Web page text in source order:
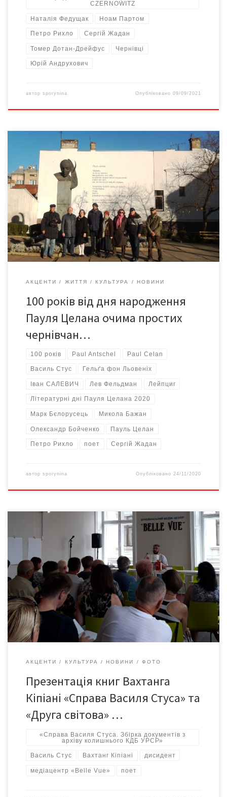
CZERNOWITZ
Наталія Федущак Ноам Партом
Петро Рихло Сергій Жадан
Томер Дотан-Дрейфус Чернівці
Юрій Андрухович
автор sporynina Опубліковано09/09/2021
100 років тому у Чернівцях народився Пауль
Целан, найвизначніший поет XX століття. Науковець, доктор
філології, перекладач Петро Рихло до ювелею поета
представив 10 томів перекладів Пауля Целана. Десятитомне
двомовне (німецькою та українською) видання творів Пауля
Целана виходило у «Видавництві 21» в серії «Меридіан серця»
від 2013 року. І як написала Лілія Шутяк у […]
АКЦЕНТИ ЖИТТЯ КУЛЬТУРА НОВИНИ
100 років від дня народження
Пауля Целана очима простих
чернівчан…
100 років Paul Antschel Paul Celan
Василь Стус Гельґа фон Льовеніх
Іван САЛЕВИЧ Лев Фельдман Лейпциг
Літературні дні Пауля Целана 2020
Марк Бєлорусець Микола Бажан
Олександр Бойченко Пауль Целан
Петро Рихло поет Сергій Жадан
автор sporynina Опубліковано 24/11/2020
17 червня у Чернівцях у медіацентрі Belle Vue редактор
видання «Історична правда», ведучий програми «Історична
правда» на телеканалі ZIK /від червня 2019 не працює у ZIK/,
викладач магістерської програми з журналістики Українського
католицького університету у Львові та кафедри «PR» у
Національному університеті «Києво-Могилянська академія»,
засновник Музею-архіву преси Вахтанг Кіпіані презентував
[…]
АКЦЕНТИ КУЛЬТУРА НОВИНИ ФОТО
Презентація книг Вахтанга
Кіпіані «Справа Василя Стуса» та
«Друга світова» …
«Справа Василя Стуса. Збірка документів з
архіву колишнього КДБ УРСР»
Василь Стус Вахтанг Кіпіані дисидент
медіацентр «Belle Vue» поет